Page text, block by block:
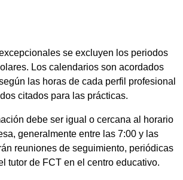
se excluyen los periodos
Los calendarios son acordados
las horas de cada perfil profesional
citados para las prácticas.
debe ser igual o cercana al horario
generalmente entre las 7:00 y las
reuniones de seguimiento, periódicas
tutor de FCT en el centro educativo.